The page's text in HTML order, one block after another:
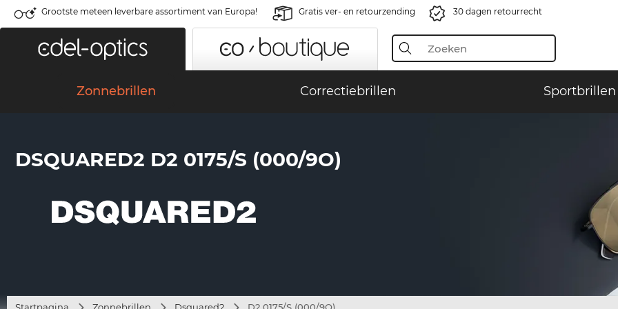
Grootste meteen leverbare assortiment van Europa! Gratis ver- en retourzending 30 dagen retourrecht
Zonnebrillen Correctiebrillen Sportbrillen
DSQUARED2 D2 0175/S (000/9O)